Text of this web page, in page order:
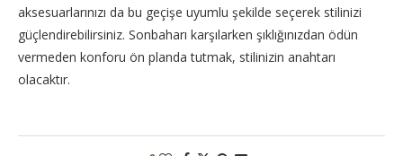
aksesuarlarınızı da bu geçişe uyumlu şekilde seçerek stilinizi
güçlendirebilirsiniz. Sonbaharı karşılarken şıklığınızdan ödün
vermeden konforu ön planda tutmak, stilinizin anahtarı
olacaktır.